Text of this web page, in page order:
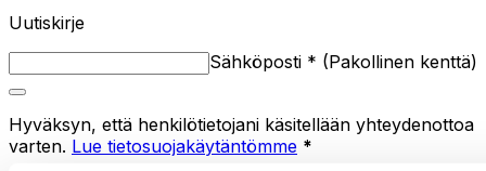
Uutiskirje
Sähköposti * (Pakollinen kenttä)
Hyväksyn, että henkilötietojani käsitellään yhteydenottoa
varten. Lue tietosuojakäytäntömme *